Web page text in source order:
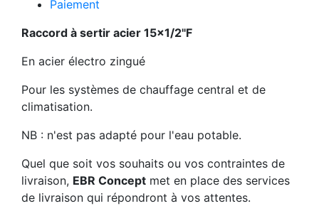
Paiement
Raccord à sertir acier 15x1/2''F
En acier électro zingué
Pour les systèmes de chauffage central et de
climatisation.
NB : n'est pas adapté pour l'eau potable.
Quel que soit vos souhaits ou vos contraintes de
livraison, EBR Concept met en place des services
de livraison qui répondront à vos attentes.